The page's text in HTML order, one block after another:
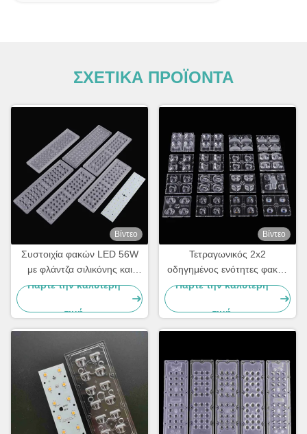
ΣΧΕΤΙΚΑ ΠΡΟΪΟΝΤΑ
Βίντεο
Συστοιχία φακών LED 56W
με φλάντζα σιλικόνης και
πολλαπλές γωνίες δέσμης
Πάρτε την καλύτερη
τιμή
Βίντεο
Τετραγωνικός 2x2
οδηγημένος ενότητες φακός
PMMA για τον τύπο ΙΙ IESNA
Πάρτε την καλύτερη
τιμή